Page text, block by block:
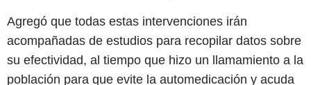
Agregó que todas estas intervenciones irán
acompañadas de estudios para recopilar datos sobre
su efectividad, al tiempo que hizo un llamamiento a la
población para que evite la automedicación y acuda